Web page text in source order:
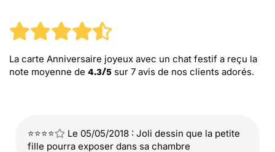
La carte Anniversaire joyeux avec un chat festif a reçu la
note moyenne de 4.3/5 sur 7 avis de nos clients adorés.
⭐⭐⭐⭐
Le 05/05/2018 : Joli dessin que la petite
fille pourra exposer dans sa chambre